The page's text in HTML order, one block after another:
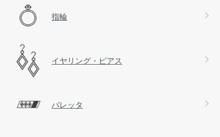
指輪
イヤリング・ピアス
バレッタ